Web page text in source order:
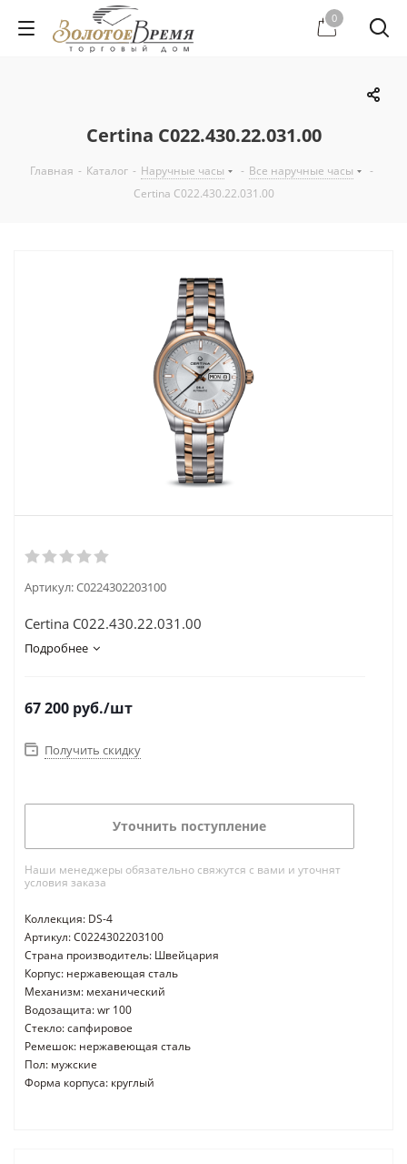
0
Certina C022.430.22.031.00
Главная - Каталог - Наручные часы - Все наручные часы
-
Certina C022.430.22.031.00
Артикул:C0224302203100
Certina C022.430.22.031.00
Подробнее
67 200 руб./шт
Получить скидку
Уточнить поступление
Наши менеджеры обязательно свяжутся с вами и уточнят
условия заказа
Коллекция: DS-4
Артикул: C0224302203100
Страна производитель: Швейцария
Корпус: нержавеющая сталь
Механизм: механический
Водозащита: wr 100
Стекло: сапфировое
Ремешок: нержавеющая сталь
Пол: мужские
Форма корпуса: круглый